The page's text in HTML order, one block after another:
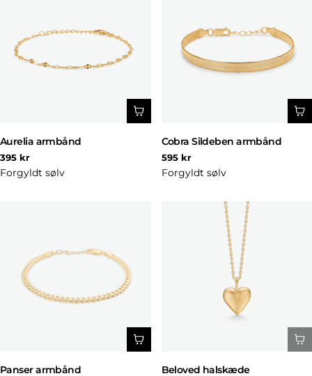
Aurelia armbånd
Normal
pris
395 kr
Forgyldt sølv
Cobra Sildeben armbånd
Normal
pris
595 kr
Forgyldt sølv
Panser armbånd Beloved halskæde